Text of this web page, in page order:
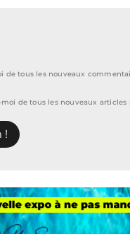
de tous les nouveaux
moi de tous les nouveaux articles